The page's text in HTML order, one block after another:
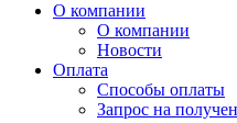
О компании
О компании
Новости
Оплата
Способы оплаты
Запрос на